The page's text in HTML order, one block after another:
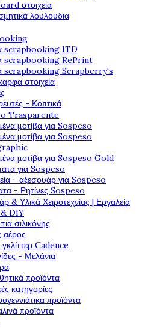
στοιχεία
λουλούδια
scrapbooking ITD
scrapbooking RePrint
scrapbooking Scrapberry's
στοιχεία
- Κοπτικά
Trasparente
μοτίβα για Sospeso
μοτίβα για Sospeso
μοτίβα για Sospeso Gold
για Sospeso
- αξεσουάρ για Sospeso
- Ρητίνες Sospeso
& Υλικά Χειροτεχνίας | Εργαλεία
DIY
σιλικόνης
Cadence
- Μελάνια
προϊόντα
κατηγορίες
προϊόντα
προϊόντα